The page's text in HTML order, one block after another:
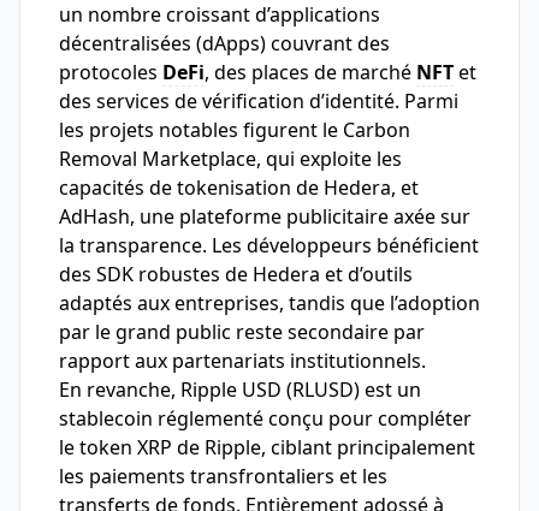
un nombre croissant d’applications
décentralisées (dApps) couvrant des
protocoles DeFi, des places de marché NFTet
des services de vérification d’identité. Parmi
les projets notables figurent le Carbon
Removal Marketplace, qui exploite les
capacités de tokenisation de Hedera, et
AdHash, une plateforme publicitaire axée sur
la transparence. Les développeurs bénéficient
des SDK robustes de Hedera et d’outils
adaptés aux entreprises, tandis que l’adoption
par le grand public reste secondaire par
rapport aux partenariats institutionnels.
En revanche, Ripple USD (RLUSD) est un
stablecoin réglementé conçu pour compléter
le token XRP de Ripple, ciblant principalement
les paiements transfrontaliers et les
transferts de fonds. Entièrement adossé à